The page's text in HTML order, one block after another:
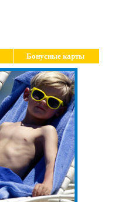
Бонусные карты